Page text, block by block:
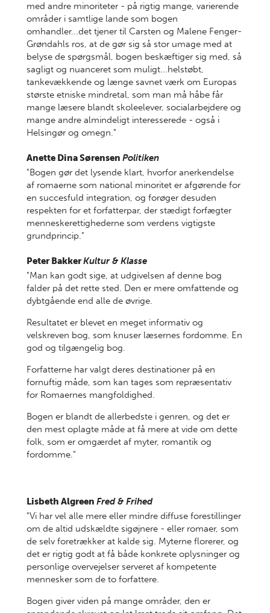
med andre minoriteter - på rigtig mange, varierende
områder i samtlige lande som bogen
omhandler...det tjener til Carsten og Malene Fenger-
Grøndahls ros, at de gør sig så stor umage med at
belyse de spørgsmål, bogen beskæftiger sig med, så
sagligt og nuanceret som muligt...helstøbt,
tankevækkende og længe savnet værk om Europas
største etniske mindretal, som man må håbe får
mange læsere blandt skoleelever, socialarbejdere og
mange andre almindeligt interesserede - også i
Helsingør og omegn."
Anette Dina Sørensen Politiken
"Bogen gør det lysende klart, hvorfor anerkendelse
af romaerne som national minoritet er afgørende for
en succesfuld integration, og forøger desuden
respekten for et forfatterpar, der stædigt forfægter
menneskerettighederne som verdens vigtigste
grundprincip."
Peter BakkerKultur & Klasse
"Man kan godt sige, at udgivelsen af denne bog
falder på det rette sted. Den er mere omfattende og
dybtgående end alle de øvrige.
Resultatet er blevet en meget informativ og
velskreven bog, som knuser læsernes fordomme. En
god og tilgængelig bog.
Forfatterne har valgt deres destinationer på en
fornuftig måde, som kan tages som repræsentativ
for Romaernes mangfoldighed.
Bogen er blandt de allerbedste i genren, og det er
den mest oplagte måde at få mere at vide om dette
folk, som er omgærdet af myter, romantik og
fordomme."
Lisbeth Algreen Fred & Frihed
"Vi har vel alle mere eller mindre diffuse forestillinger
om de altid udskældte sigøjnere - eller romaer, som
de selv foretrækker at kalde sig. Myterne florerer, og
det er rigtig godt at få både konkrete oplysninger og
personlige overvejelser serveret af kompetente
mennesker som de to forfattere.
Bogen giver viden på mange områder, den er